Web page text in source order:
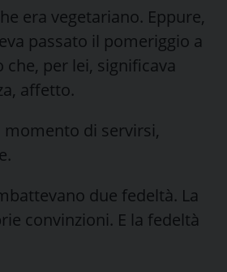
era vegetariano. Eppure,
passato il pomeriggio a
per lei, significava
affetto.
di servirsi,
due fedeltà. La
convinzioni. E la fedeltà